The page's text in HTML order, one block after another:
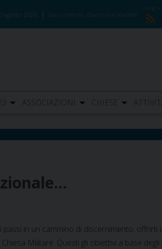
agosto 2026 San Lorenzo, diacono e martire
ASSOCIAZIONI CHIESE
in un cammino di discernimento;
Militare. Questi gli obiettivi a base